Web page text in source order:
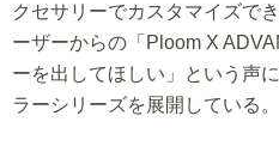
クセサリーでカスタマイズで
ーザーからの「Ploom X
ーを出してほしい」という声
ラーシリーズを展開している。